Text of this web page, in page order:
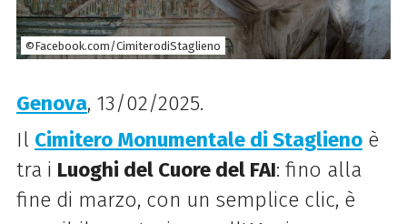
©Facebook.com/CimiterodiStaglieno
Genova, 13/02/2025.
Il Cimitero Monumentale di Staglienoè
tra i Luoghi del Cuore del FAI: fino alla
fine di marzo, con un semplice clic, è